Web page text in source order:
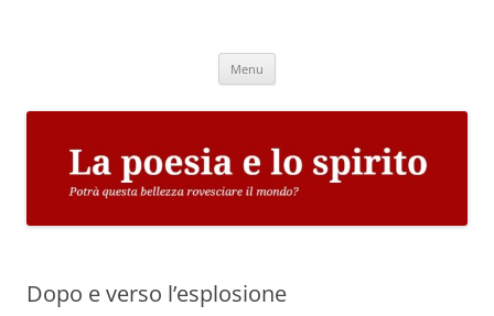
Menu
Dopo e verso l’esplosione